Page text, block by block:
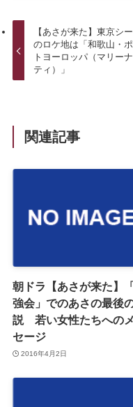
【あさが来た】東京シ
のロケ地は「和歌山・
トヨーロッパ（マリー
ティ）」
関連記事
朝ドラ【あさが来た】
強会」でのあさの最後
説 若い女性たちへの
セージ
2016年4月2日